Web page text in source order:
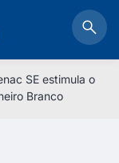
SE estimula o
Branco